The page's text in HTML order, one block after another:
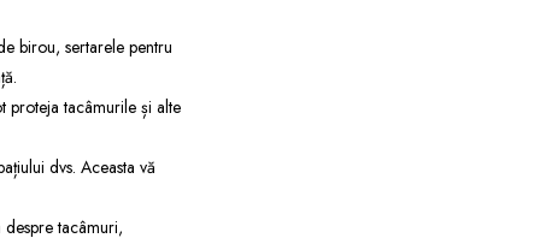
birou, sertarele pentru
proteja tacâmurile și alte
dvs. Aceasta vă
tacâmuri,